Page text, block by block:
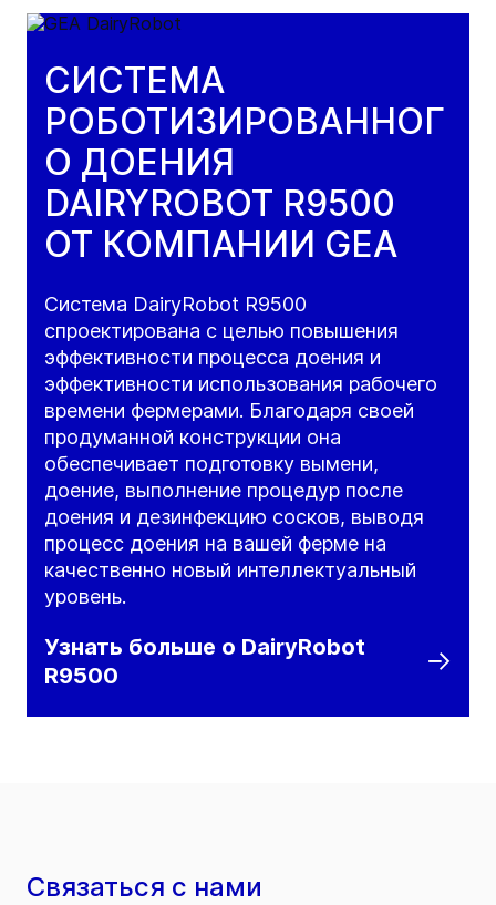
СИСТЕМА
РОБОТИЗИРОВАННОГ
О ДОЕНИЯ
DAIRYROBOT R9500
ОТ КОМПАНИИ GEA
Система DairyRobot R9500
спроектирована с целью повышения
эффективности процесса доения и
эффективности использования рабочего
времени фермерами. Благодаря своей
продуманной конструкции она
обеспечивает подготовку вымени,
доение, выполнение процедур после
доения и дезинфекцию сосков, выводя
процесс доения на вашей ферме на
качественно новый интеллектуальный
уровень.
Узнать больше о DairyRobot
R9500
Связаться с нами